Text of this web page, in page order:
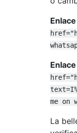
me on
La